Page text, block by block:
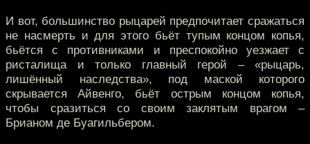
И вот, большинство рыцарей предпочитает сражаться
не насмерть и для этого бьёт тупым концом копья,
бьётся с противниками и преспокойно уезжает с
ристалища и только главный герой – «рыцарь,
лишённый наследства», под маской которого
скрывается Айвенго, бьёт острым концом копья,
чтобы сразиться со своим заклятым врагом –
Брианом де Буагильбером.